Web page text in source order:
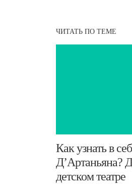
ЧИТАТЬ ПО ТЕМЕ
​Как узнать в
Д’Артаньяна?
детском театре